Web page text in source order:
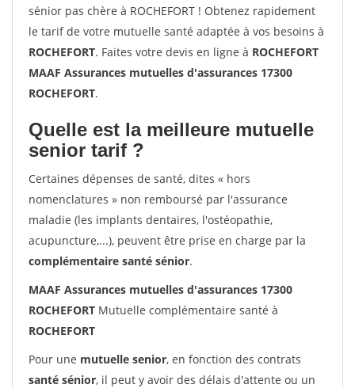
sénior pas chère à ROCHEFORT ! Obtenez rapidement
le tarif de votre mutuelle santé adaptée à vos besoins à
ROCHEFORT. Faites votre devis en ligne à ROCHEFORT
MAAF Assurances mutuelles d'assurances 17300
ROCHEFORT.
Quelle est la meilleure mutuelle
senior tarif ?
Certaines dépenses de santé, dites « hors
nomenclatures » non remboursé par l'assurance
maladie (les implants dentaires, l'ostéopathie,
acupuncture,...), peuvent être prise en charge par la
complémentaire santé sénior.
MAAF Assurances mutuelles d'assurances 17300
ROCHEFORT Mutuelle complémentaire santé à
ROCHEFORT
Pour une mutuelle senior, en fonction des contrats
santé sénior, il peut y avoir des délais d'attente ou un